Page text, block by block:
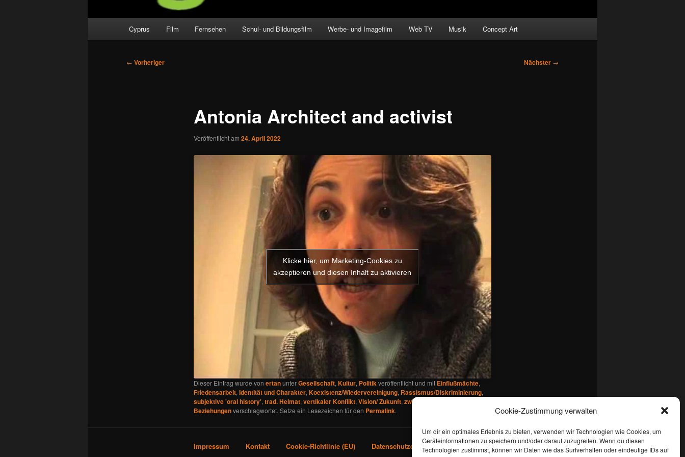
Cookie-Zustimmung verwalten
Um dir ein optimales Erlebnis zu bieten, verwenden wir Technologien wie Cookies, um
Geräteinformationen zu speichern und/oder darauf zuzugreifen. Wenn du diesen
Technologien zustimmst, können wir Daten wie das Surfverhalten oder eindeutige IDs auf
Cyprus Film Fernsehen Schul- und Bildungsfilm Werbe- und Imagefilm Web TV Musik Concept Art
Beitragsnavigation
← Vorheriger Nächster →
Antonia Architect and activist
Veröffentlicht am 24. April 2022
Klicke hier, um Marketing-Cookies zu
akzeptieren und diesen Inhalt zu aktivieren
Dieser Eintrag wurde von ertanunterGesellschaft, Kultur, Politikveröffentlicht und mit Einflußmächte,
Friedensarbeit, Identität und Charakter, Koexistenz/Wiedervereinigung, Rassismus/Diskriminierung,
subjektive 'oral history', trad. Heimat, vertikaler Konflikt, Vision/ Zukunft, zwischenmenschl.
Beziehungenverschlagwortet. Setze ein Lesezeichen für den Permalink.
Impressum Kontakt Cookie-Richtlinie (EU) Datenschutzerklärung